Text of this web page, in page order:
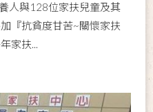
人與128位家扶兒童及其
『抗貧度甘苦~關懷家扶
家扶...